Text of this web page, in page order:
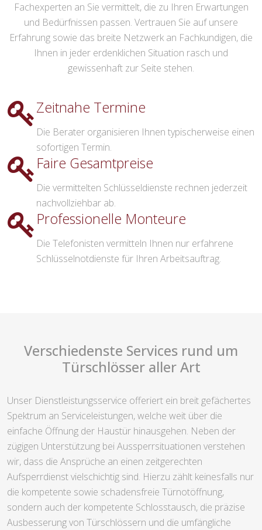
Fachexperten an Sie vermittelt, die zu Ihren Erwartungen
und Bedürfnissen passen. Vertrauen Sie auf unsere
Erfahrung sowie das breite Netzwerk an Fachkundigen, die
Ihnen in jeder erdenklichen Situation rasch und
gewissenhaft zur Seite stehen.
Zeitnahe Termine
Die Berater organisieren Ihnen typischerweise einen
sofortigen Termin.
Faire Gesamtpreise
Die vermittelten Schlüsseldienste rechnen jederzeit
nachvollziehbar ab.
Professionelle Monteure
Die Telefonisten vermitteln Ihnen nur erfahrene
Schlüsselnotdienste für Ihren Arbeitsauftrag.
Verschiedenste Services rund um
Türschlösser aller Art
Unser Dienstleistungsservice offeriert ein breit gefächertes
Spektrum an Serviceleistungen, welche weit über die
einfache Öffnung der Haustür hinausgehen. Neben der
zügigen Unterstützung bei Aussperrsituationen verstehen
wir, dass die Ansprüche an einen zeitgerechten
Aufsperrdienst vielschichtig sind. Hierzu zählt keinesfalls nur
die kompetente sowie schadensfreie Türnotöffnung,
sondern auch der kompetente Schlosstausch, die präzise
Ausbesserung von Türschlössern und die umfängliche